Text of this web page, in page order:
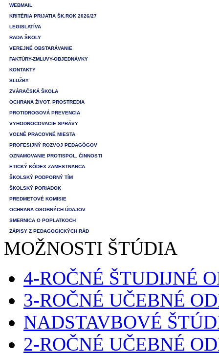
WEBMAIL
KRITÉRIA PRIJATIA ŠK.ROK 2026/27
LEGISLATÍVA
RADA ŠKOLY
VEREJNÉ OBSTARÁVANIE
FAKTÚRY-ZMLUVY-OBJEDNÁVKY
KONTAKTY
SLUŽBY
ZVÁRAČSKÁ ŠKOLA
OCHRANA ŽIVOT. PROSTREDIA
PROTIDROGOVÁ PREVENCIA
VYHODNOCOVACIE SPRÁVY
VOĽNÉ PRACOVNÉ MIESTA
PROFESIJNÝ ROZVOJ PEDAGÓGOV
OZNAMOVANIE PROTISPOL. ČINNOSTI
ETICKÝ KÓDEX ZAMESTNANCA
ŠKOLSKÝ PODPORNÝ TÍM
ŠKOLSKÝ PORIADOK
PREDMETOVÉ KOMISIE
OCHRANA OSOBNÝCH ÚDAJOV
SMERNICA O POPLATKOCH
ZÁPISY Z PEDAGOGICKÝCH RÁD
MOŽNOSTI ŠTÚDIA
4-ROČNÉ ŠTUDIJNÉ
3-ROČNÉ UČEBNÉ
NADSTAVBOVÉ
2-ROČNÉ UČEBNÉ